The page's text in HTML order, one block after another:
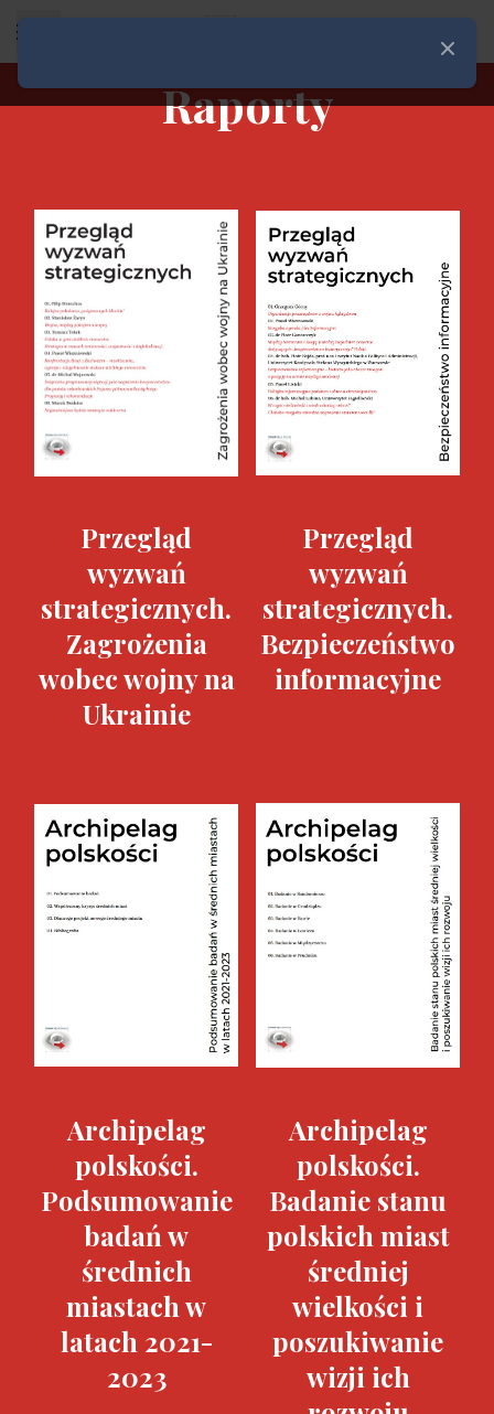
Raporty
Przegląd
wyzwań
strategicznych.
Zagrożenia
wobec wojny na
Ukrainie
Przegląd
wyzwań
strategicznych.
Bezpieczeństwo
informacyjne
Archipelag
polskości.
Podsumowanie
badań w
średnich
miastach w
latach 2021-
2023
Archipelag
polskości.
Badanie stanu
polskich miast
średniej
wielkości i
poszukiwanie
wizji ich
Zamknij